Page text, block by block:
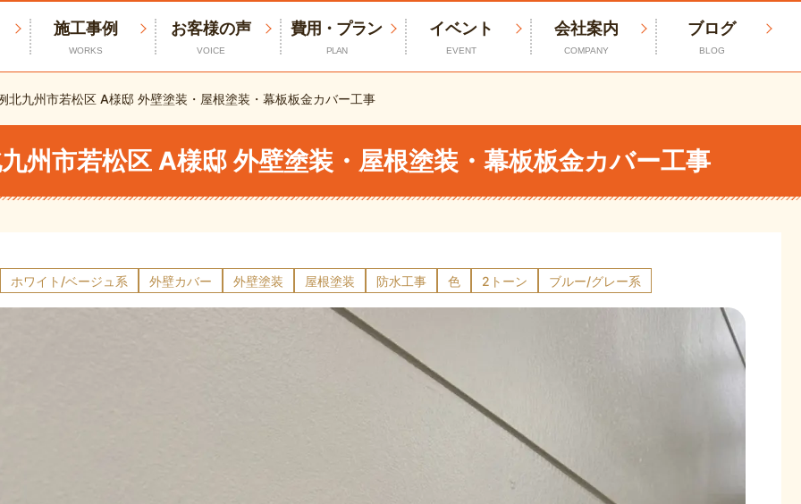
施工事例
WORKS
お客様の声
VOICE
費用・プラン
PLAN
イベント
EVENT
会社案内
COMPANY
ブログ
BLOG
北九州市若松区 A様邸 外壁塗装・屋根塗装・幕板板金カバー工事
州市若松区 A様邸 外壁塗装・屋根塗装・幕板板金カバー工事
ホワイト/ベージュ系 外壁カバー 外壁塗装 屋根塗装 防水工事 色 2トーン ブルー/グレー系